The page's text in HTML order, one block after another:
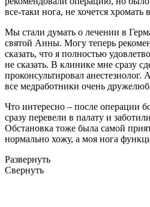
все-таки нога, не хочется хромать
Мы стали думать о лечении в
святой Анны. Могу теперь
сказать, что я полностью
не сказать. В клинике мне сразу
проконсультировал
все медработники очень
Что интересно – после операции
сразу перевели в палату и
Обстановка тоже была самой
нормально хожу, а моя нога
Развернуть
Свернуть